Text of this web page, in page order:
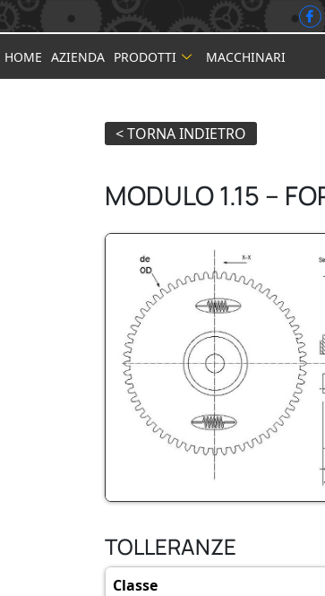
HOME AZIENDA PRODOTTI MACCHINARI
MODULO 1.15 –
TOLLERANZE
Classe